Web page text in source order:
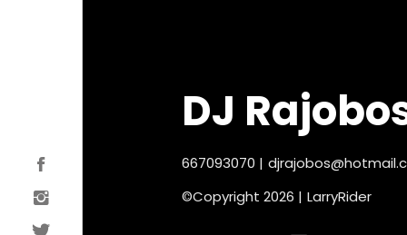
DJ
667093070 |
©Copyright 2026 | LarryRider